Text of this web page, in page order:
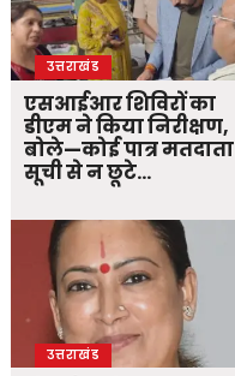
उत्तराखंड
एसआईआर शिविरों का
डीएम ने किया निरीक्षण,
बोले—कोई पात्र मतदाता
सूची से न छूटे…
उत्तराखंड